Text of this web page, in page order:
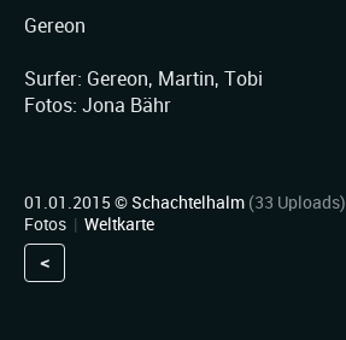
Gereon
Surfer: Gereon, Martin, Tobi
Fotos: Jona Bähr
01.01.2015 ©Schachtelhalm (33 Uploads)
Fotos | Weltkarte
<